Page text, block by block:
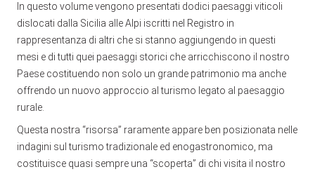
In questo volume vengono presentati dodici paesaggi viticoli
dislocati dalla Sicilia alle Alpi iscritti nel Registro in
rappresentanza di altri che si stanno aggiungendo in questi
mesi e di tutti quei paesaggi storici che arricchiscono il nostro
Paese costituendo non solo un grande patrimonio ma anche
offrendo un nuovo approccio al turismo legato al paesaggio
rurale.
Questa nostra “risorsa” raramente appare ben posizionata nelle
indagini sul turismo tradizionale ed enogastronomico, ma
costituisce quasi sempre una “scoperta” di chi visita il nostro